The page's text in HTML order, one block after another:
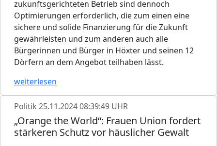
zukunftsgerichteten Betrieb sind dennoch
Optimierungen erforderlich, die zum einen eine
sichere und solide Finanzierung für die Zukunft
gewährleisten und zum anderen auch alle
Bürgerinnen und Bürger in Höxter und seinen 12
Dörfern an dem Angebot teilhaben lässt.
weiterlesen
Politik 25.11.2024 08:39:49 UHR
„Orange the World“: Frauen Union fordert
stärkeren Schutz vor häuslicher Gewalt